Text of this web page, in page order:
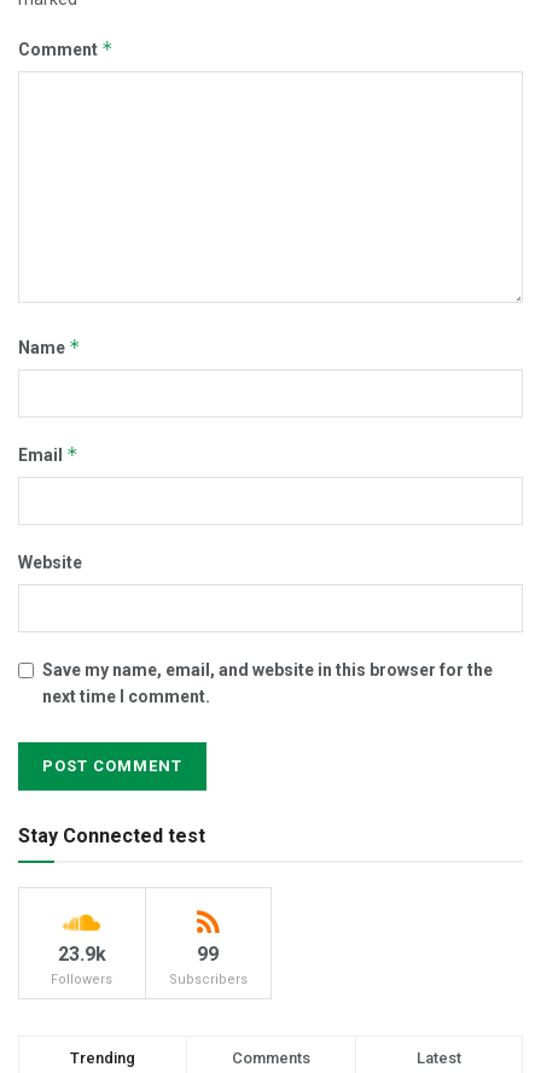
Comment *
Name *
Email *
Website
Save my name, email, and website in this browser for the
next time I comment.
Stay Connected test
23.9k
Followers
99
Subscribers
Trending Comments Latest